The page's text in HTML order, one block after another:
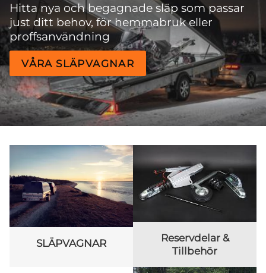
Hitta nya och begagnade släp som passar
just ditt behov, för hemmabruk eller
proffsanvändning
VÅRA SLÄPVAGNAR
SLÄPVAGNAR
Reservdelar &
Tillbehör